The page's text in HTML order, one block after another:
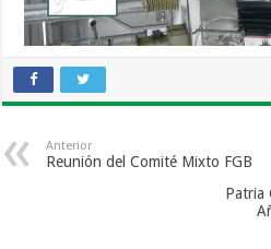
Anterior
Reunión del Comité Mixto FGB
Patria